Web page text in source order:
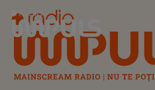
Radio Impuls